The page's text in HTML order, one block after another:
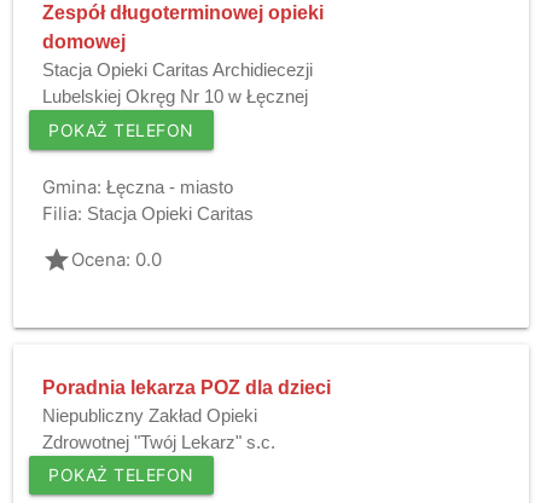
Zespół długoterminowej opieki
domowej
Stacja Opieki Caritas Archidiecezji
Lubelskiej Okręg Nr 10 w Łęcznej
POKAŻ TELEFON
Gmina: Łęczna - miasto
Filia: Stacja Opieki Caritas
gradeOcena: 0.0
Poradnia lekarza POZ dla dzieci
Niepubliczny Zakład Opieki
Zdrowotnej "Twój Lekarz" s.c.
POKAŻ TELEFON